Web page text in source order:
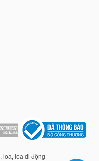
, loa, loa di động